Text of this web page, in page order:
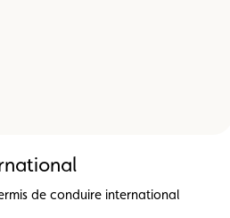
de conduire international